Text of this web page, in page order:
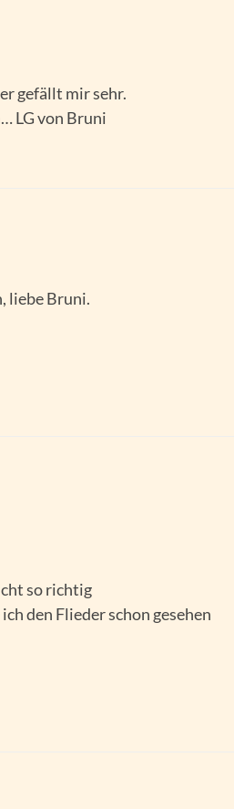
gefällt mir sehr.
LG von Bruni
liebe Bruni.
so richtig
den Flieder schon gesehen